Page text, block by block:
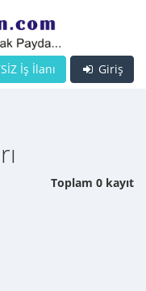
Giriş
İş İlanı
Toplam 0 kayıt